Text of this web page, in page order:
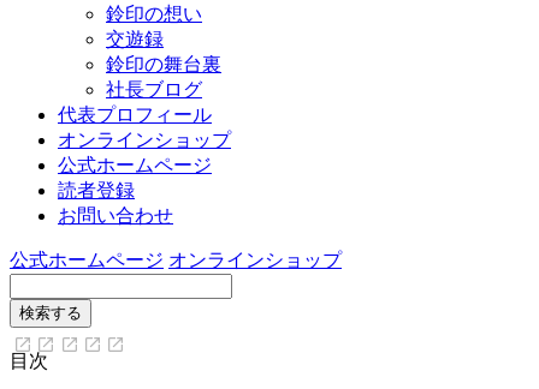
鈴印の想い
交遊録
鈴印の舞台裏
社長ブログ
代表プロフィール
オンラインショップ
公式ホームページ
読者登録
お問い合わせ
公式ホームページ オンラインショップ
目次